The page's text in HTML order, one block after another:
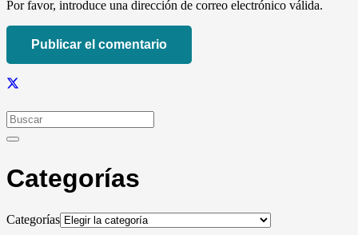
Por favor, introduce una dirección de correo electrónico válida.
Publicar el comentario
Categorías
Categorías